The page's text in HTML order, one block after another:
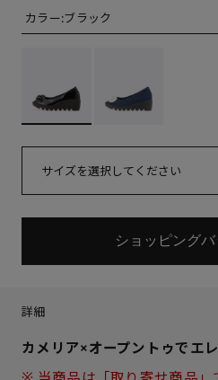
カラー:ブラック
サイズを選択してください
ショッピング
詳細
カメリア×オープントゥでエ